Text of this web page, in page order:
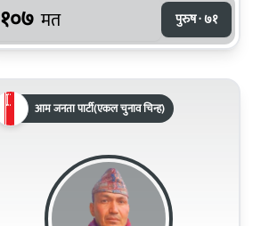
१०७ मत पुरुष · ७१
आम जनता पार्टी(एकल चुनाव चिन्ह)